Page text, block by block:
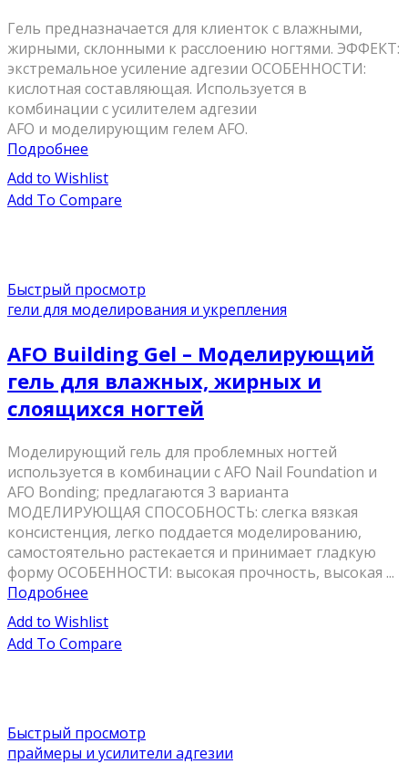
Гель предназначается для клиенток с влажными,
жирными, склонными к расслоению ногтями. ЭФФЕКТ:
экстремальное усиление адгезии ОСОБЕННОСТИ:
кислотная составляющая. Используется в
комбинации с усилителем адгезии
AFO и моделирующим гелем AFO.
Подробнее
Add to Wishlist
Add To Compare
Быстрый просмотр
гели для моделирования и укрепления
AFO Building Gel – Моделирующий
гель для влажных, жирных и
слоящихся ногтей
Моделирующий гель для проблемных ногтей
используется в комбинации с AFO Nail Foundation и
AFO Bonding; предлагаются 3 варианта
МОДЕЛИРУЮЩАЯ СПОСОБНОСТЬ: слегка вязкая
консистенция, легко поддается моделированию,
самостоятельно растекается и принимает гладкую
форму ОСОБЕННОСТИ: высокая прочность, высокая ...
Подробнее
Add to Wishlist
Add To Compare
Быстрый просмотр
праймеры и усилители адгезии